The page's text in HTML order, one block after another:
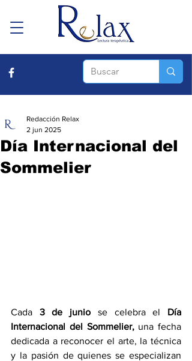
Día Internacional del
Sommelier
Redacción Relax
2 jun 2025
Cada 3 de junio se celebra el Día
Internacional del Sommelier, una fecha
dedicada a reconocer el arte, la técnica
y la pasión de quienes se especializan